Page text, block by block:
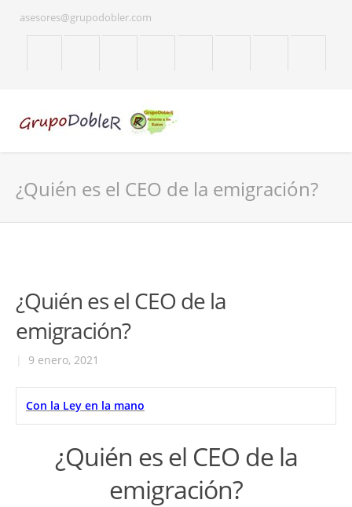
asesores@grupodobler.com
¿Quién es el CEO de la emigración?
¿Quién es el CEO de la
emigración?
9 enero, 2021
Con la Ley en la mano
¿Quién es el CEO de la
emigración?